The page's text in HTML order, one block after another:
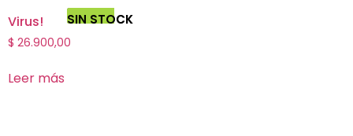
SIN STOCK
Virus!
$ 26.900,00
Leer más